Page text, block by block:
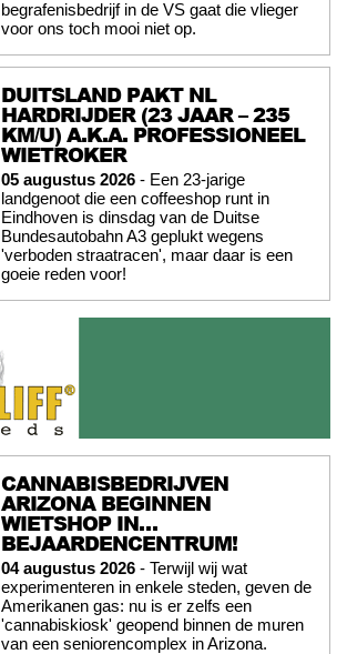
begrafenisbedrijf in de VS gaat die vlieger
voor ons toch mooi niet op.
DUITSLAND PAKT NL
HARDRIJDER (23 JAAR – 235
KM/U) A.K.A. PROFESSIONEEL
WIETROKER
05 augustus 2026 - Een 23-jarige
landgenoot die een coffeeshop runt in
Eindhoven is dinsdag van de Duitse
Bundesautobahn A3 geplukt wegens
'verboden straatracen', maar daar is een
goeie reden voor!
CANNABISBEDRIJVEN
ARIZONA BEGINNEN
WIETSHOP IN…
BEJAARDENCENTRUM!
04 augustus 2026 - Terwijl wij wat
experimenteren in enkele steden, geven de
Amerikanen gas: nu is er zelfs een
'cannabiskiosk' geopend binnen de muren
van een seniorencomplex in Arizona.